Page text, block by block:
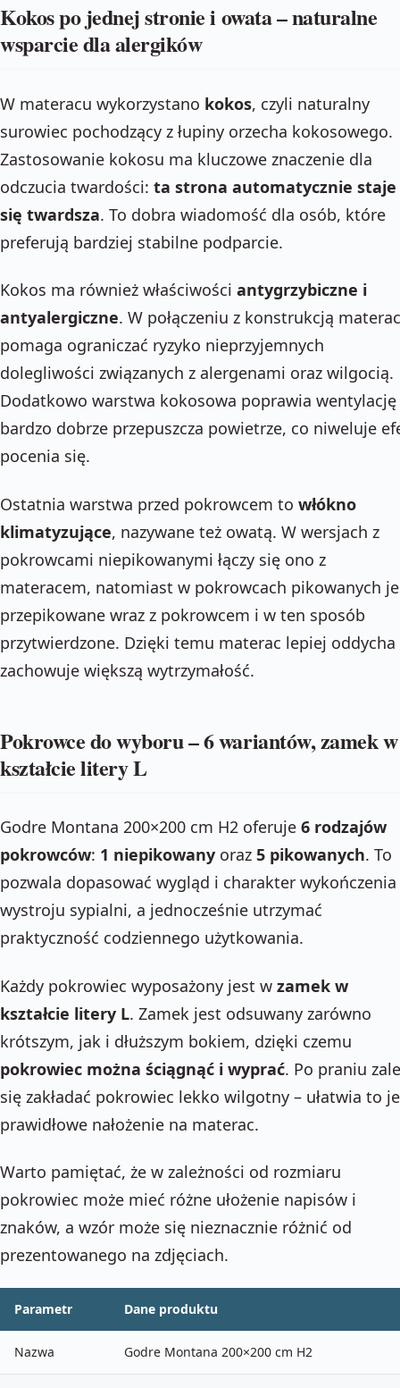
Kokos po jednej stronie i owata – naturalne
wsparcie dla alergików
W materacu wykorzystano kokos, czyli naturalny
surowiec pochodzący z łupiny orzecha kokosowego.
Zastosowanie kokosu ma kluczowe znaczenie dla
odczucia twardości: ta strona automatycznie staje
się twardsza. To dobra wiadomość dla osób, które
preferują bardziej stabilne podparcie.
Kokos ma również właściwości antygrzybiczne i
antyalergiczne. W połączeniu z konstrukcją
pomaga ograniczać ryzyko nieprzyjemnych
dolegliwości związanych z alergenami oraz wilgocią.
Dodatkowo warstwa kokosowa poprawia wentylację
bardzo dobrze przepuszcza powietrze, co niweluje
pocenia się.
Ostatnia warstwa przed pokrowcem to włókno
klimatyzujące, nazywane też owatą. W wersjach z
pokrowcami niepikowanymi łączy się ono z
materacem, natomiast w pokrowcach pikowanych
przepikowane wraz z pokrowcem i w ten sposób
przytwierdzone. Dzięki temu materac lepiej oddycha
zachowuje większą wytrzymałość.
Pokrowce do wyboru – 6 wariantów, zamek w
kształcie litery L
Godre Montana 200×200 cm H2 oferuje 6 rodzajów
pokrowców: 1 niepikowany oraz 5 pikowanych. To
pozwala dopasować wygląd i charakter
wystroju sypialni, a jednocześnie utrzymać
praktyczność codziennego użytkowania.
Każdy pokrowiec wyposażony jest w zamek w
kształcie litery L. Zamek jest odsuwany zarówno
krótszym, jak i dłuższym bokiem, dzięki czemu
pokrowiec można ściągnąć i wyprać. Po praniu
się zakładać pokrowiec lekko wilgotny – ułatwia to
prawidłowe nałożenie na materac.
Warto pamiętać, że w zależności od rozmiaru
pokrowiec może mieć różne ułożenie napisów i
znaków, a wzór może się nieznacznie różnić od
prezentowanego na zdjęciach.
Parametr Dane produktu
Nazwa Godre Montana 200×200 cm H2